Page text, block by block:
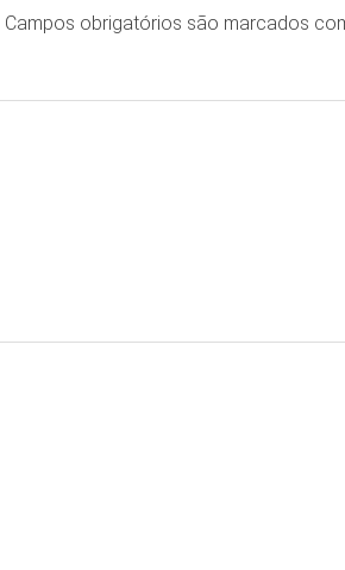
Campos obrigatórios são marcados